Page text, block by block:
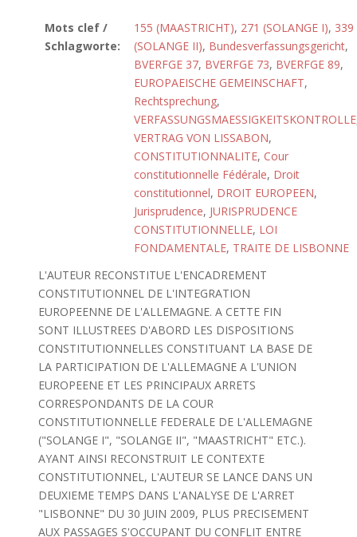
Mots clef /
Schlagworte:
155 (MAASTRICHT), 271 (SOLANGE I), 339
(SOLANGE II), Bundesverfassungsgericht,
BVERFGE 37, BVERFGE 73, BVERFGE 89,
EUROPAEISCHE GEMEINSCHAFT,
Rechtsprechung,
VERFASSUNGSMAESSIGKEITSKONTROLLE
VERTRAG VON LISSABON,
CONSTITUTIONNALITE, Cour
constitutionnelle Fédérale, Droit
constitutionnel, DROIT EUROPEEN,
Jurisprudence, JURISPRUDENCE
CONSTITUTIONNELLE, LOI
FONDAMENTALE, TRAITE DE LISBONNE
L'AUTEUR RECONSTITUE L'ENCADREMENT
CONSTITUTIONNEL DE L'INTEGRATION
EUROPEENNE DE L'ALLEMAGNE. A CETTE FIN
SONT ILLUSTREES D'ABORD LES DISPOSITIONS
CONSTITUTIONNELLES CONSTITUANT LA BASE DE
LA PARTICIPATION DE L'ALLEMAGNE A L'UNION
EUROPEENE ET LES PRINCIPAUX ARRETS
CORRESPONDANTS DE LA COUR
CONSTITUTIONNELLE FEDERALE DE L'ALLEMAGNE
("SOLANGE I", "SOLANGE II", "MAASTRICHT" ETC.).
AYANT AINSI RECONSTRUIT LE CONTEXTE
CONSTITUTIONNEL, L'AUTEUR SE LANCE DANS UN
DEUXIEME TEMPS DANS L'ANALYSE DE L'ARRET
"LISBONNE" DU 30 JUIN 2009, PLUS PRECISEMENT
AUX PASSAGES S'OCCUPANT DU CONFLIT ENTRE